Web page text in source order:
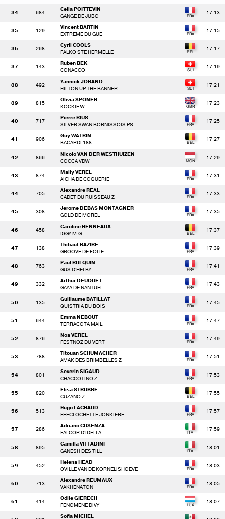
34 684
Celia POITTEVIN
GANGE DE JUBO
17:13
35 129
Vincent BARTIN
EXTREME DU GUE
17:15
36 268
Cyril COOLS
FALKO STE HERMELLE
17:17
37 143
Ruben BEK
CONACCO
17:19
38 492
Yannick JORAND
HILTON UP THE BANNER
17:21
39 815
Olivia SPONER
KOCKIE W
17:23
40 717
Pierre RIUS
SILVER SWAN BORNISSOIS PS
17:25
41 906
Guy WATRIN
BACARDI 188
17:27
42 866
Nicolo VAN DER WESTHUIZEN
COCCA VDW
17:29
43 874
Maily VEREL
AICHA DE COQUERIE
17:31
44 705
Alexandre REAL
CADET DU RUISSEAU Z
17:33
45 308
Jerome DEBAS MONTAGNER
GOLD DE MOREL
17:35
46 458
Caroline HENNEAUX
IGGY M.G.
17:37
47 138
Thibaut BAZIRE
GROOVE DE FOLIE
17:39
48 763
Paul RULQUIN
GUS D'HELBY
17:41
49 332
Arthur DEUQUET
GAYA DE NANTUEL
17:43
50 135
Guillaume BATILLAT
QUISTRIA DU BOIS
17:45
51 644
Emma NEBOUT
TERRACOTA MAIL
17:47
52 876
Noa VEREL
FESTNOZ DU VERT
17:49
53 788
Titouan SCHUMACHER
AMAK DES BRIMBELLES Z
17:51
54 801
Severin SIGAUD
CHACCOTINO Z
17:53
55 820
Elisa STRUBBE
CUZANO Z
17:55
56 513
Hugo LACHAUD
FEECLOCHETTE JONKIERE
17:57
57 286
Adriano CUSENZA
FALCOR D'IDELLA
17:59
58 895
Camilla VITTADINI
GANESH DES TILL
18:01
59 452
Helena HEAD
OVILLE VAN DE KORNELISHOEVE
18:03
60 713
Alexandre REUMAUX
VAKHENATON
18:05
61 414
Odile GIERECH
FENOMENE DIVY
18:07
Sofia MICHEL